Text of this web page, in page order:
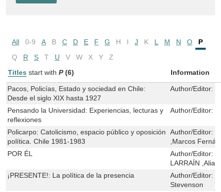
All 0-9 A B C D E F G H I J K L M N O
P
Q
R S T U V W X Y
Z
Titles start with P (6) Information
Pacos, Policías, Estado y sociedad en Chile:
Desde el siglo XIX hasta 1927
Author/Editor:
Pensando la Universidad: Experiencias, lecturas y
reflexiones
Author/Editor:
Policarpo: Catolicismo, espacio público y oposición
política. Chile 1981-1983
Author/Editor:
,Marcos
POR ÉL
Author/Editor:
LARRAÍN ,Alia
¡PRESENTE!: La política de la presencia
Author/Editor:
Stevenson